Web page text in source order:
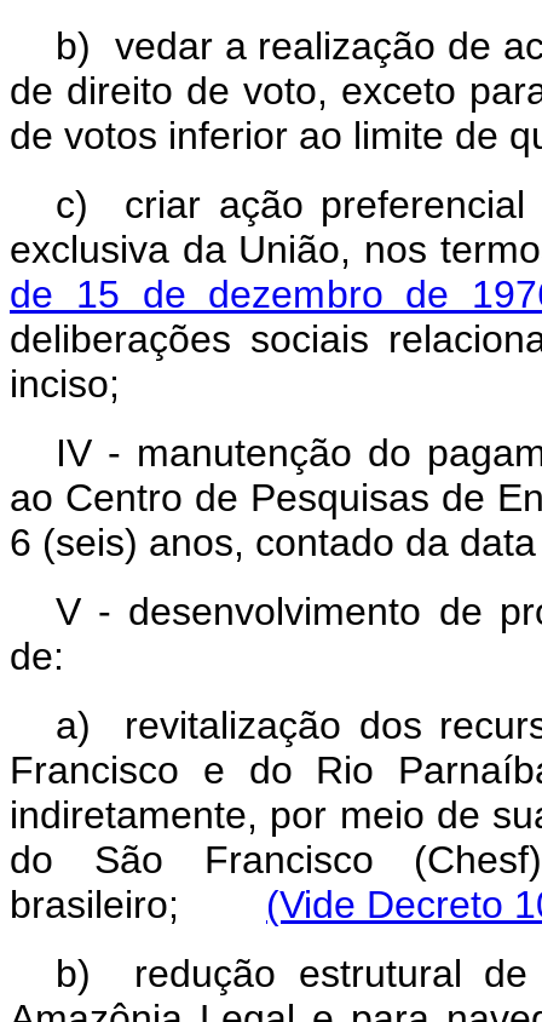
b) vedar a realização de
de direito de voto, exceto
de votos inferior ao limite de
c) criar ação preferencial
exclusiva da União, nos
de 15 de dezembro de
deliberações sociais
inciso;
IV - manutenção do
ao Centro de Pesquisas de
6 (seis) anos, contado da
V - desenvolvimento de
de:
a) revitalização dos
Francisco e do Rio
indiretamente, por meio de
do São Francisco
brasileiro; (Vide Decreto
b) redução estrutural